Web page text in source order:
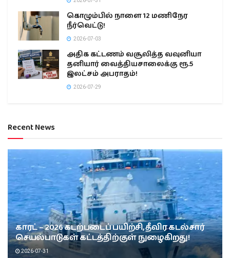
கொழும்பில் நாளை 12 மணிநேர
நீர்வெட்டு!
2026-07-03
அதிக கட்டணம் வசூலித்த வவுனியா
தனியார் வைத்தியசாலைக்கு ரூ.5
இலட்சம் அபராதம்!
2026-07-29
Recent News
காரட் – 2026 கடற்படைப் பயிற்சி, தீவிர கடல்சார்
செயல்பாடுகள் கட்டத்திற்குள் நுழைகிறது!
2026-07-31